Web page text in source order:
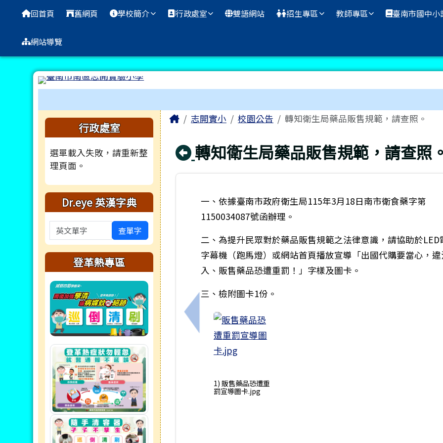
臺南市南區志開實驗小學
導覽列
回首頁 舊網頁 學校簡介 行政處室 雙語網站 招生專區 教師專區 臺南市國中
網站導覽
左邊區域內容
行政處室
選單載入失敗，請重新整
理頁面。
Dr.eye 英漢字典
英文單字 查單字
登革熱專區
主內容區域
Home志開實小 校園公告 轉知衛生局藥品販售規範，請查照。
回上頁
轉知衛生局藥品販售規範，請查照
上一筆：教育部「各級學校特定人員尿液篩檢及輔導作業要點
一、依據臺南市政府衛生局115年3月18日南市衛食藥字第
1150034087號函辦理。
二、為提升民眾對於藥品販售規範之法律意識，請協助於LED
字幕機（跑馬燈）或網站首頁播放宣導「出國代購要當心，
入、販售藥品恐遭重罰！」字樣及圖卡。
三、檢附圖卡1份。
1) 販售藥品恐遭重
罰宣導圖卡.jpg
頁尾區域